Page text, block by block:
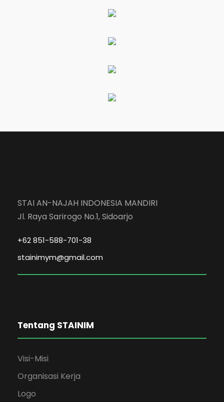
STAI AN-NAJAH INDONESIA MANDIRI
Jl. Raya Sarirogo No.1, Sidoarjo
+62 851-588-701-38
stainimym@gmail.com
Tentang STAINIM
Visi-Misi
Organisasi Kerja
Logo